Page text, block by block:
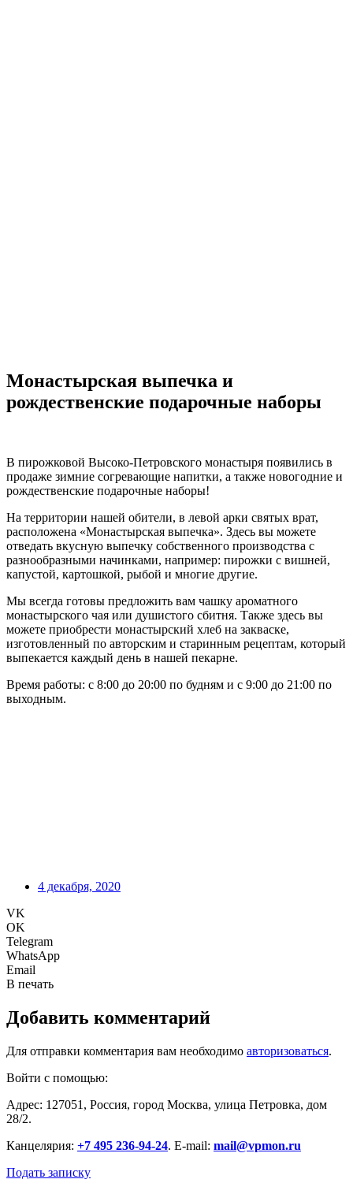
Монастырская выпечка и
рождественские подарочные наборы
В пирожковой Высоко-Петровского монастыря появились в
продаже зимние согревающие напитки, а также новогодние и
рождественские подарочные наборы!
На территории нашей обители, в левой арки святых врат,
расположена «Монастырская выпечка». Здесь вы можете
отведать вкусную выпечку собственного производства с
разнообразными начинками, например: пирожки с вишней,
капустой, картошкой, рыбой и многие другие.
Мы всегда готовы предложить вам чашку ароматного
монастырского чая или душистого сбитня. Также здесь вы
можете приобрести монастырский хлеб на закваске,
изготовленный по авторским и старинным рецептам, который
выпекается каждый день в нашей пекарне.
Время работы: с 8:00 до 20:00 по будням и с 9:00 до 21:00 по
выходным.
4 декабря, 2020
VK
OK
Telegram
WhatsApp
Email
В печать
Добавить комментарий
Для отправки комментария вам необходимо авторизоваться.
Войти с помощью:
Адрес: 127051, Россия, город Москва, улица Петровка, дом
28/2.
Канцелярия: +7 495 236-94-24. E-mail: mail@vpmon.ru
Подать записку